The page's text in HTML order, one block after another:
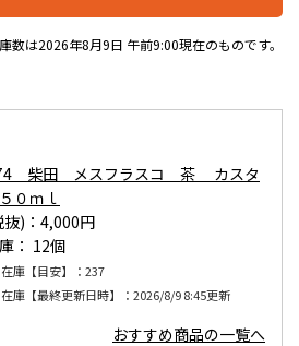
数は2026年8月9日 午前9:00現在のものです。
柴田 メスフラスコ 茶 カスタ
０ｍｌ
抜)：4,000円
： 12個
庫【目安】：237
庫【最終更新日時】：2026/8/9 8:45更新
おすすめ商品の一覧へ